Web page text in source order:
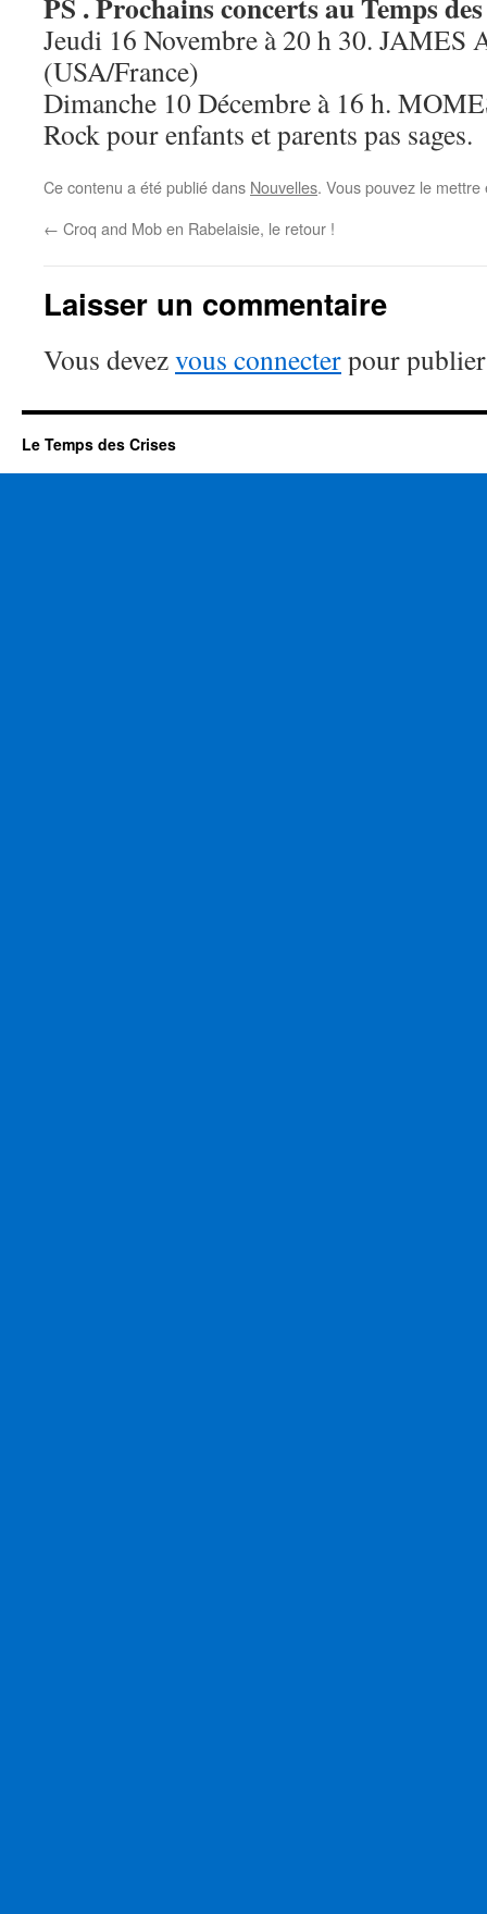
Jeudi 16 Novembre à 20 h 30.
(USA/France)
Dimanche 10 Décembre à 16 h.
Rock pour enfants et parents pas sages.
Ce contenu a été publié dans Nouvelles. Vous pouvez le
← Croq and Mob en Rabelaisie, le retour !
Laisser un commentaire
Vous devezvous connecterpour
Le Temps des Crises